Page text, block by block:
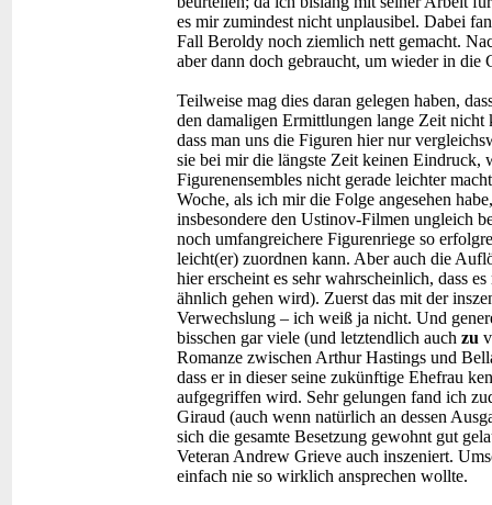
es mir zumindest nicht unplausibel. Dabei
Fall Beroldy noch ziemlich nett gemacht.
aber dann doch gebraucht, um wieder in die
Teilweise mag dies daran gelegen haben,
den damaligen Ermittlungen lange Zeit
dass man uns die Figuren hier nur
sie bei mir die längste Zeit keinen Eindruck,
Figurenensembles nicht gerade leichter
Woche, als ich mir die Folge angesehen
insbesondere den Ustinov-Filmen ungleich
noch umfangreichere Figurenriege so
leicht(er) zuordnen kann. Aber auch die
hier erscheint es sehr wahrscheinlich, dass
ähnlich gehen wird). Zuerst das mit der
Verwechslung – ich weiß ja nicht. Und
bisschen gar viele (und letztendlich auch zu
Romanze zwischen Arthur Hastings und
dass er in dieser seine zukünftige Ehefrau
aufgegriffen wird. Sehr gelungen fand ich
Giraud (auch wenn natürlich an dessen
sich die gesamte Besetzung gewohnt gut
Veteran Andrew Grieve auch inszeniert.
einfach nie so wirklich ansprechen wollte.